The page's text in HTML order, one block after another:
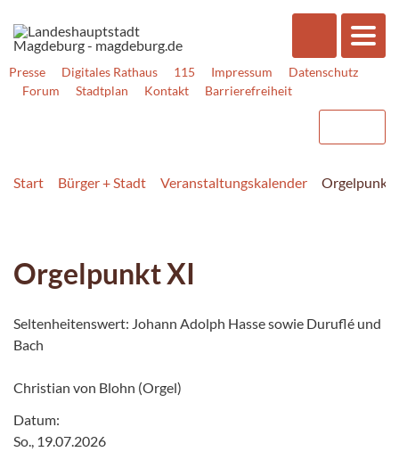
Presse Digitales Rathaus 115 Impressum
Datenschutz
Forum
Stadtplan Kontakt Barrierefreiheit
Start Bürger + Stadt Veranstaltungskalender Orgelpunkt
Orgelpunkt XI
Seltenheitenswert: Johann Adolph Hasse sowie Duruflé und
Bach
Christian von Blohn (Orgel)
Datum:
So., 19.07.2026